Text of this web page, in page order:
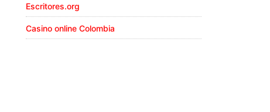
Escritores.org
Casino online Colombia